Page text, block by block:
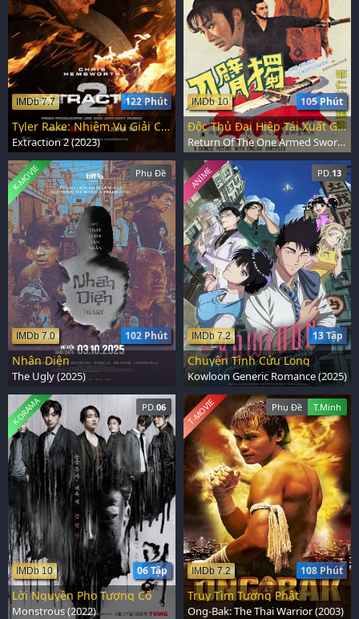
122 Phút
IMDb 7.7
Tyler Rake: Nhiệm Vụ Giải Cứu 2
Extraction 2 (2023)
105 Phút
IMDb 10
Độc Thủ Đại Hiệp Tái Xuất Giang Hồ
Return Of The One Armed Swordsman (1969)
Phụ Đề
102 Phút
IMDb 7.0
K-MOVIE
Nhân Diện
The Ugly (2025)
PD.13
13 Tập
IMDb 7.2
ANIME
Chuyện Tình Cửu Long
Kowloon Generic Romance (2025)
PD.06
06 Tập
IMDb 10
K-DRAMA
Lời Nguyền Pho Tượng Cổ
Monstrous (2022)
Phụ Đề T.Minh
108 Phút
IMDb 7.2
T-MOVIE
Truy Tìm Tượng Phật
Ong-Bak: The Thai Warrior (2003)